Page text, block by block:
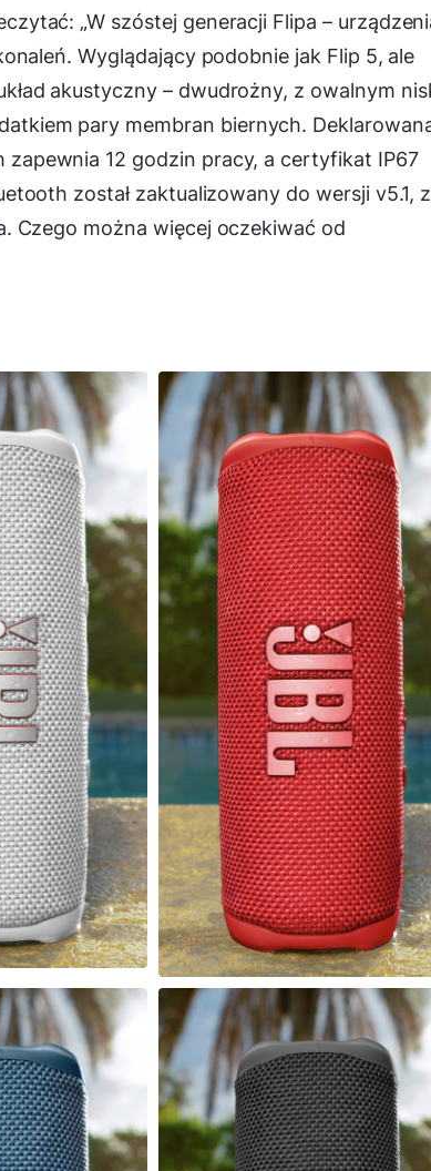
„W szóstej generacji Flipa –
Wyglądający podobnie jak Flip 5, ale
akustyczny – dwudrożny, z owalnym
pary membran biernych.
12 godzin pracy, a certyfikat IP67
został zaktualizowany do wersji v5.1,
Czego można więcej oczekiwać od